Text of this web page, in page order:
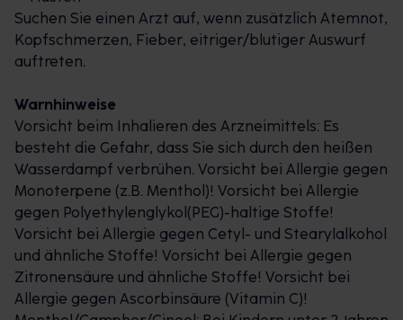
Pinimenthol® Inhalator konzipiert. Mit ihm ist
sichergestellt, dass kein heißes Wasser auslaufen
kann, denn er verfügt über ein Heißwasser-
wissen, dass beim Inhalieren immer durch den Mund
eingeatmet werden sollte. So gelangen die
Wirkstoffe in die Bronchien, und es wird verhindert,
dass heiße Dämpfe die Nasenschleimhaut noch
zusätzlich anschwellen lassen.
Was sonst noch gegen Erkältungen hilft
Inhalationen sind eine besonders wirksame
Methode, Erkältungen zu lindern, da die Dämpfe
Suchen Sie einen Arzt auf, wenn zusätzlich Atemnot,
Kopfschmerzen, Fieber, eitriger/blutiger Auswurf
auftreten.
Warnhinweise
Vorsicht beim Inhalieren des Arzneimittels: Es
besteht die Gefahr, dass Sie sich durch den heißen
Wasserdampf verbrühen. Vorsicht bei Allergie gegen
Monoterpene (z.B. Menthol)! Vorsicht bei Allergie
gegen Polyethylenglykol(PEG)-haltige Stoffe!
Vorsicht bei Allergie gegen Cetyl- und Stearylalkohol
und ähnliche Stoffe! Vorsicht bei Allergie gegen
Zitronensäure und ähnliche Stoffe! Vorsicht bei
Allergie gegen Ascorbinsäure (Vitamin C)!